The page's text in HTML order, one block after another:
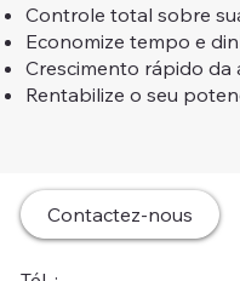
Controle total sobre
Economize tempo e
Crescimento rápido da
Rentabilize o seu
Contactez-nous